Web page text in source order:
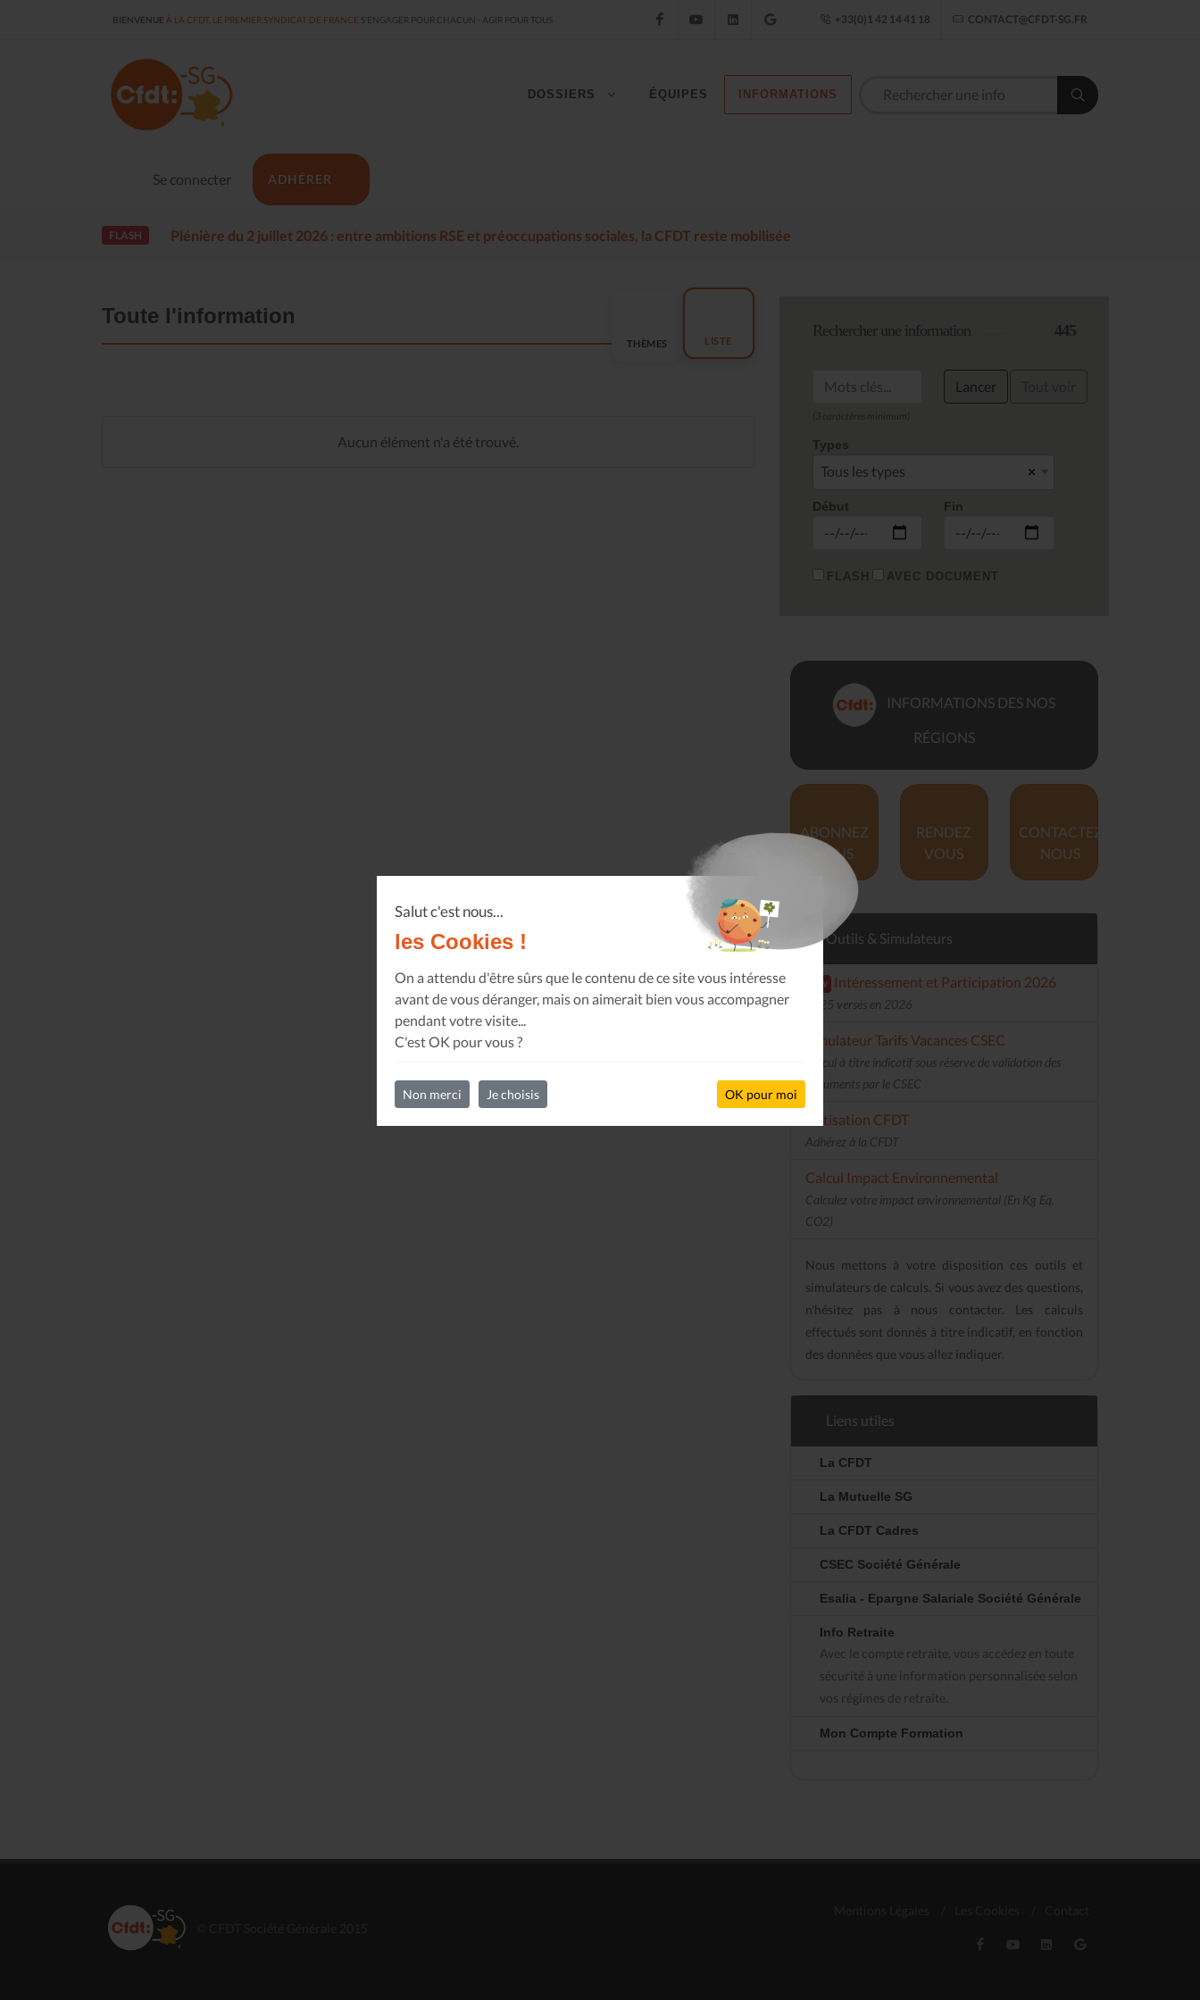
Salut c'est nous...
les Cookies !
On a attendu d'être sûrs que le contenu de ce site vous intéresse
avant de vous déranger, mais on aimerait bien vous accompagner
pendant votre visite...
C'est OK pour vous ?
Non merci Je choisis OK pour moi
BIENVENUE À LA CFDT, LE PREMIER SYNDICAT DE FRANCE S'ENGAGER POUR CHACUN - AGIR POUR TOUS FacebookYouTube LinkedIn Google Établissement
+33(0)1 42 14 41 18 CONTACT@CFDT-SG.FR
Se connecter ADHÉRER
DOSSIERS ÉQUIPES INFORMATIONS
FLASH Plénière du 2 juillet 2026 : entre ambitions RSE et préoccupations sociales, la CFDT reste mobilisée
Toute l'information
THÈMES LISTE
Aucun élément n'a été trouvé.
Rechercher une information 445
Lancer
Types
×
Tous les types
Début Fin
FLASH AVEC DOCUMENT
INFORMATIONS DES NOS
RÉGIONS
ABONNEZ
VOUS
RENDEZ
VOUS
CONTACTEZ
NOUS
Outils & Simulateurs
new Intéressement et Participation 2026
2025 versés en 2026
Simulateur Tarifs Vacances CSEC
Calcul à titre indicatif sous réserve de validation des
documents par le CSEC
Cotisation CFDT
Adhérez à la CFDT
Calcul Impact Environnemental
Calculez votre impact environnemental (En Kg Eq.
CO2)
Nous mettons à votre disposition ces outils et
simulateurs de calculs. Si vous avez des questions,
n'hésitez pas à nous contacter. Les calculs
effectués sont donnés à titre indicatif, en fonction
des données que vous allez indiquer.
Liens utiles
La CFDT
La Mutuelle SG
La CFDT Cadres
CSEC Société Générale
Esalia - Epargne Salariale Société Générale
Info Retraite
Avec le compte retraite, vous accédez en toute
sécurité à une information personnalisée selon
vos régimes de retraite.
Mon Compte Formation